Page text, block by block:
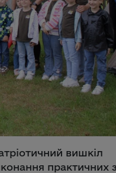
вишкіл
практичних